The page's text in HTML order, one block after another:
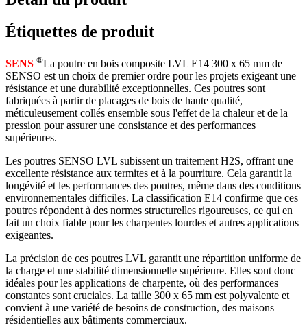
Étiquettes de produit
SENS ®La poutre en bois composite LVL E14 300 x 65 mm de
SENSO est un choix de premier ordre pour les projets exigeant une
résistance et une durabilité exceptionnelles. Ces poutres sont
fabriquées à partir de placages de bois de haute qualité,
méticuleusement collés ensemble sous l'effet de la chaleur et de la
pression pour assurer une consistance et des performances
supérieures.
Les poutres SENSO LVL subissent un traitement H2S, offrant une
excellente résistance aux termites et à la pourriture. Cela garantit la
longévité et les performances des poutres, même dans des conditions
environnementales difficiles. La classification E14 confirme que ces
poutres répondent à des normes structurelles rigoureuses, ce qui en
fait un choix fiable pour les charpentes lourdes et autres applications
exigeantes.
La précision de ces poutres LVL garantit une répartition uniforme de
la charge et une stabilité dimensionnelle supérieure. Elles sont donc
idéales pour les applications de charpente, où des performances
constantes sont cruciales. La taille 300 x 65 mm est polyvalente et
convient à une variété de besoins de construction, des maisons
résidentielles aux bâtiments commerciaux.